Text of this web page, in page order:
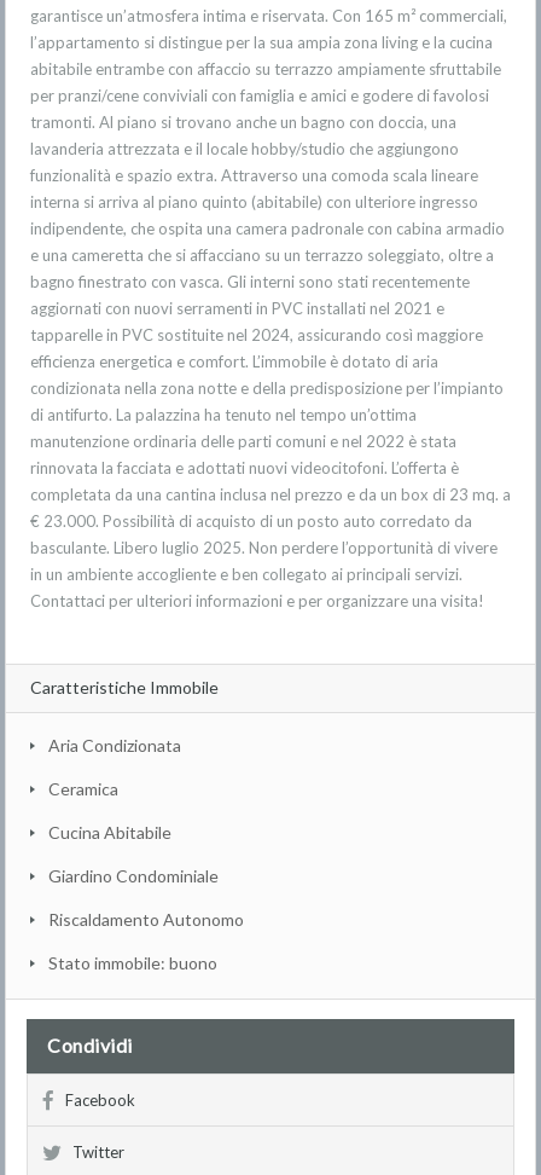
garantisce un’atmosfera intima e riservata. Con 165 m² commerciali,
l’appartamento si distingue per la sua ampia zona living e la cucina
abitabile entrambe con affaccio su terrazzo ampiamente sfruttabile
per pranzi/cene conviviali con famiglia e amici e godere di favolosi
tramonti. Al piano si trovano anche un bagno con doccia, una
lavanderia attrezzata e il locale hobby/studio che aggiungono
funzionalità e spazio extra. Attraverso una comoda scala lineare
interna si arriva al piano quinto (abitabile) con ulteriore ingresso
indipendente, che ospita una camera padronale con cabina armadio
e una cameretta che si affacciano su un terrazzo soleggiato, oltre a
bagno finestrato con vasca. Gli interni sono stati recentemente
aggiornati con nuovi serramenti in PVC installati nel 2021 e
tapparelle in PVC sostituite nel 2024, assicurando così maggiore
efficienza energetica e comfort. L’immobile è dotato di aria
condizionata nella zona notte e della predisposizione per l’impianto
di antifurto. La palazzina ha tenuto nel tempo un’ottima
manutenzione ordinaria delle parti comuni e nel 2022 è stata
rinnovata la facciata e adottati nuovi videocitofoni. L’offerta è
completata da una cantina inclusa nel prezzo e da un box di 23 mq. a
€ 23.000. Possibilità di acquisto di un posto auto corredato da
basculante. Libero luglio 2025. Non perdere l’opportunità di vivere
in un ambiente accogliente e ben collegato ai principali servizi.
Contattaci per ulteriori informazioni e per organizzare una visita!
Caratteristiche Immobile
Aria Condizionata
Ceramica
Cucina Abitabile
Giardino Condominiale
Riscaldamento Autonomo
Stato immobile: buono
Condividi
Facebook
Twitter